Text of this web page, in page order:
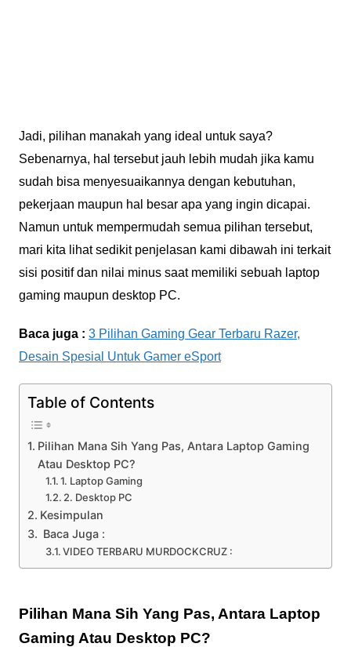
Jadi, pilihan manakah yang ideal untuk saya?
Sebenarnya, hal tersebut jauh lebih mudah jika kamu
sudah bisa menyesuaikannya dengan kebutuhan,
pekerjaan maupun hal besar apa yang ingin dicapai.
Namun untuk mempermudah semua pilihan tersebut,
mari kita lihat sedikit penjelasan kami dibawah ini terkait
sisi positif dan nilai minus saat memiliki sebuah laptop
gaming maupun desktop PC.
Baca juga : 3 Pilihan Gaming Gear Terbaru Razer,
Desain Spesial Untuk Gamer eSport
Table of Contents
Pilihan Mana Sih Yang Pas, Antara Laptop Gaming
Atau Desktop PC?
1. Laptop Gaming
2. Desktop PC
Kesimpulan
Baca Juga :
VIDEO TERBARU MURDOCKCRUZ :
Pilihan Mana Sih Yang Pas, Antara Laptop
Gaming Atau Desktop PC?